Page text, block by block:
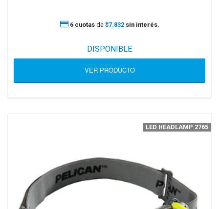
6 cuotasde $7.832 sin interés.
DISPONIBLE
VER PRODUCTO
LED HEADLAMP 2765